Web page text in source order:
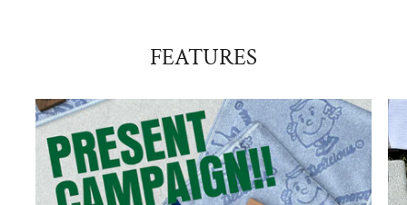
FEATURES